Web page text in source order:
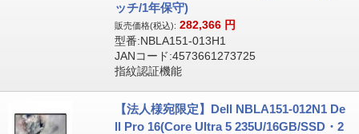
ッチ/1年保守)
販売価格(税込): 282,366 円
型番:NBLA151-013H1
JANコード:4573661273725
指紋認証機能
【法人様宛限定】Dell NBLA151-012N1 De
ll Pro 16(Core Ultra 5 235U/16GB/SSD・2